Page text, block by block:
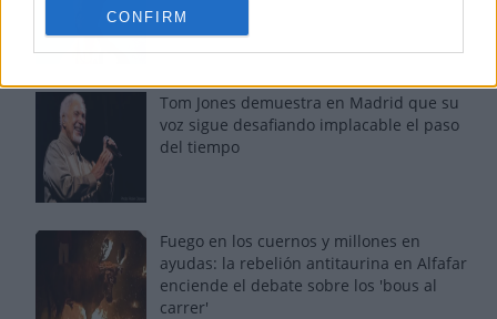
CONFIRM
Tom Jones demuestra en Madrid que su
voz sigue desafiando implacable el paso
del tiempo
Fuego en los cuernos y millones en
ayudas: la rebelión antitaurina en Alfafar
enciende el debate sobre los 'bous al
carrer'